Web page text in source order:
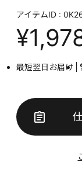
アイテムID :
最短翌日お届け